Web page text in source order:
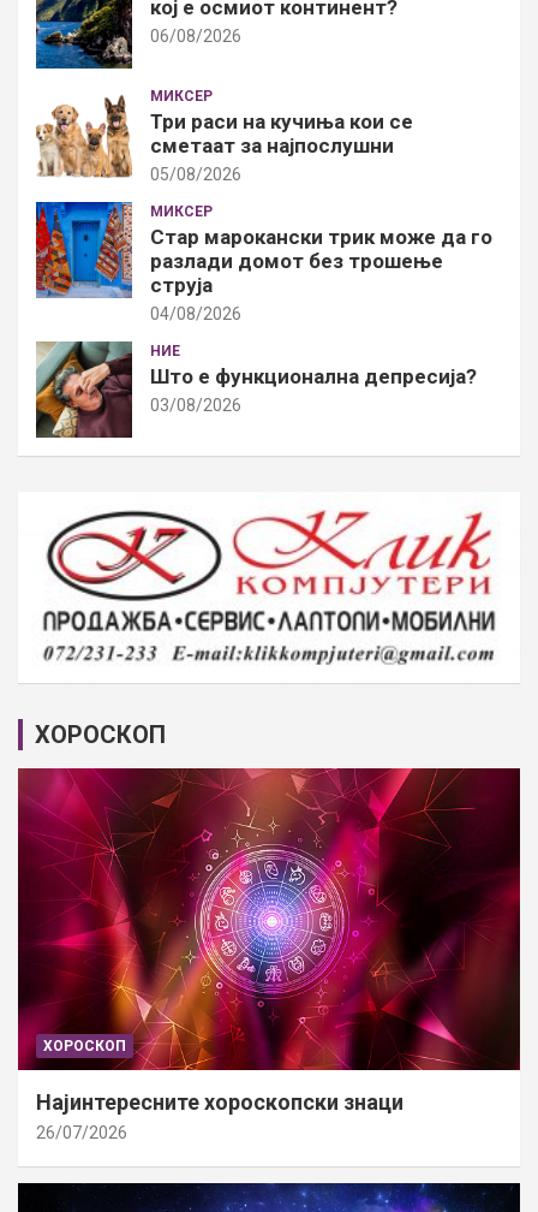
кој е осмиот континент?
06/08/2026
МИКСЕР
Три раси на кучиња кои се
сметаат за најпослушни
05/08/2026
МИКСЕР
Стар марокански трик може да го
разлади домот без трошење
струја
04/08/2026
НИЕ
Што е функционална депресија?
03/08/2026
ХОРОСКОП
ХОРОСКОП
Најинтересните хороскопски знаци
26/07/2026